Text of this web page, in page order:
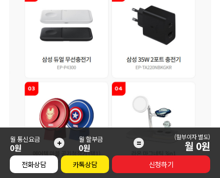
월 통신요금
0원 + 월 할부금
0원 = (할부이자 별도)
월 0원
전화상담 카톡상담 신청하기